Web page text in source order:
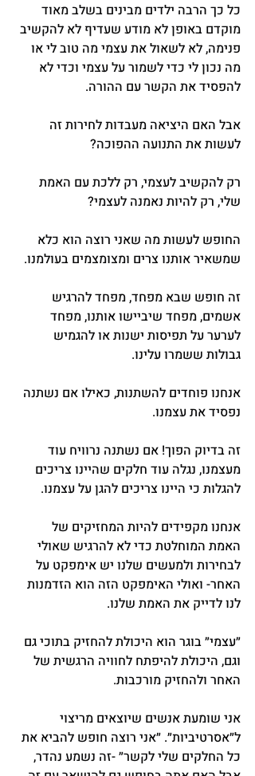
כל כך הרבה ילדים מבינים בשלב מאוד
מוקדם באופן לא מודע שעדיף לא להקשיב
פנימה, לא לשאול את עצמי מה טוב לי או
מה נכון לי כדי לשמור על עצמי וכדי לא
להפסיד את הקשר עם ההורה.
אבל האם היציאה מעבדות לחירות זה
לעשות את התנועה ההפוכה?
רק להקשיב לעצמי, רק ללכת עם האמת
שלי, רק להיות נאמנה לעצמי?
החופש לעשות מה שאני רוצה הוא כלא
שמשאיר אותנו צרים ומצומצמים בעולמנו.
זה חופש שבא מפחד, מפחד להרגיש
אשמים, מפחד שיביישו אותנו, מפחד
לערער על תפיסות ישנות או להגמיש
גבולות ששמרו עלינו.
אנחנו פוחדים להשתנות, כאילו אם נשתנה
נפסיד את עצמנו.
זה בדיוק הפוך! אם נשתנה נרוויח עוד
מעצמנו, נגלה עוד חלקים שהיינו צריכים
להגלות כי היינו צריכים להגן על עצמנו.
אנחנו מקפידים להיות המחזיקים של
האמת המוחלטת כדי לא להרגיש שאולי
לבחירות ולמעשים שלנו יש אימפקט על
האחר- ואולי האימפקט הזה הוא הזדמנות
לנו לדייק את האמת שלנו.
״עצמי״ בוגר הוא היכולת להחזיק בתוכי גם
וגם, היכולת להיפתח לחוויה הרגשית של
האחר ולהחזיק מורכבות.
אני שומעת אנשים שיוצאים מריצוי
ל״אסרטיביות״. ״אני רוצה חופש להביא את
כל החלקים שלי לקשר״ -זה נשמע נהדר,